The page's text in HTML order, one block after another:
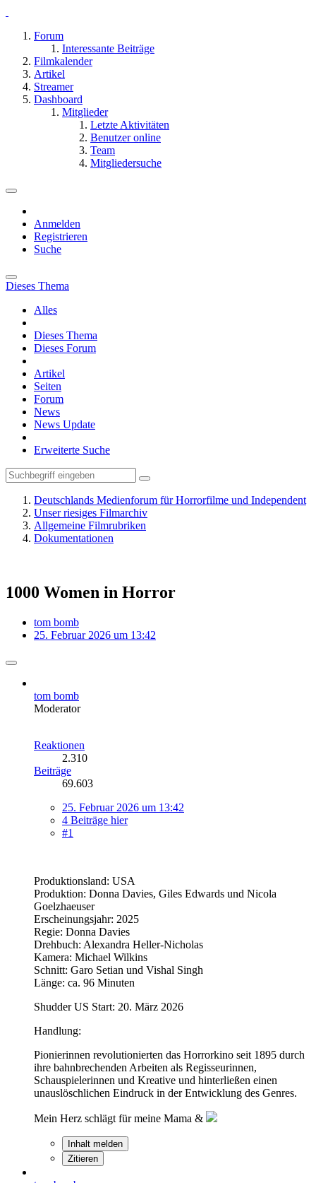
Forum
Interessante Beiträge
Filmkalender
Artikel
Streamer
Dashboard
Mitglieder
Letzte Aktivitäten
Benutzer online
Team
Mitgliedersuche
Anmelden
Registrieren
Suche
Dieses Thema
Alles
Dieses Thema
Dieses Forum
Artikel
Seiten
Forum
News
News Update
Erweiterte Suche
Deutschlands Medienforum für Horrorfilme und Independent
Unser riesiges Filmarchiv
Allgemeine Filmrubriken
Dokumentationen
1000 Women in Horror
tom bomb
25. Februar 2026 um 13:42
tom bomb
Moderator
Reaktionen
2.310
Beiträge
69.603
25. Februar 2026 um 13:42
4 Beiträge hier
#1
Produktionsland: USA
Produktion: Donna Davies, Giles Edwards und Nicola
Goelzhaeuser
Erscheinungsjahr: 2025
Regie: Donna Davies
Drehbuch: Alexandra Heller-Nicholas
Kamera: Michael Wilkins
Schnitt: Garo Setian und Vishal Singh
Länge: ca. 96 Minuten
Shudder US Start: 20. März 2026
Handlung:
Pionierinnen revolutionierten das Horrorkino seit 1895 durch
ihre bahnbrechenden Arbeiten als Regisseurinnen,
Schauspielerinnen und Kreative und hinterließen einen
unauslöschlichen Eindruck in der Entwicklung des Genres.
Mein Herz schlägt für meine Mama &
Inhalt melden
Zitieren